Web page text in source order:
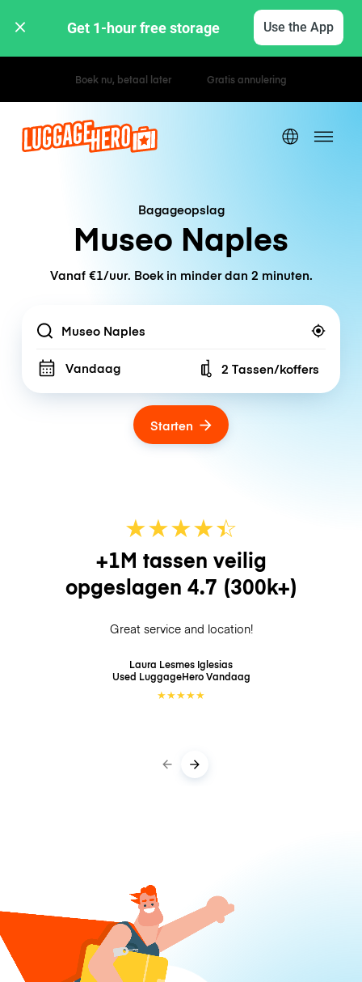
Get 1-hour free storage Use the App
Uur- / dagtarieven
Bagageopslag
Museo Naples
Vanaf €1/uur. Boek in minder dan 2 minuten.
Location
Vandaag Number of bags
2 Tassen/koffers
Starten
★★★★☆
★
+1M tassen veilig
opgeslagen 4.7 (300k+)
Great service and location!
Laura Lesmes Iglesias
Used LuggageHeroVandaag
★★★★★